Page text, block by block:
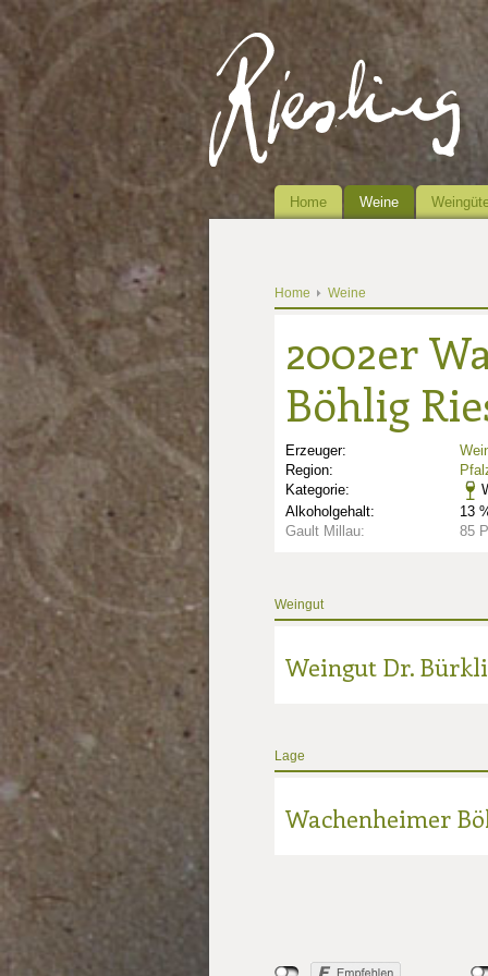
Home Weine
Home Weine
2002er
Böhlig
Erzeuger:
Region:
Kategorie:
Alkoholgehalt:
13
Gault Millau:
85
Weingut
Weingut Dr.
Lage
Wachenheimer